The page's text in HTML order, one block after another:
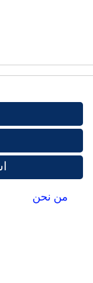
من نحن